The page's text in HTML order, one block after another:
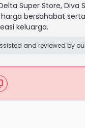
Super Store, Diva
bersahabat
keluarga.
and reviewed by